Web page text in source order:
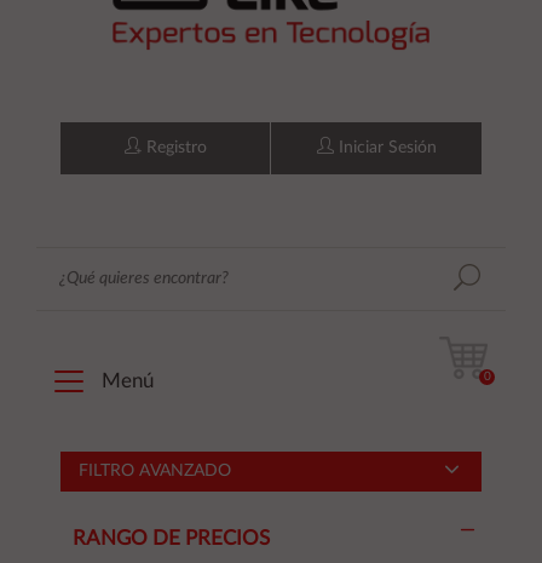
Registro Iniciar Sesión
Menú 0
FILTRO AVANZADO
RANGO DE PRECIOS